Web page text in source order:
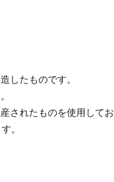
したものです。
されたものを使用してお
。